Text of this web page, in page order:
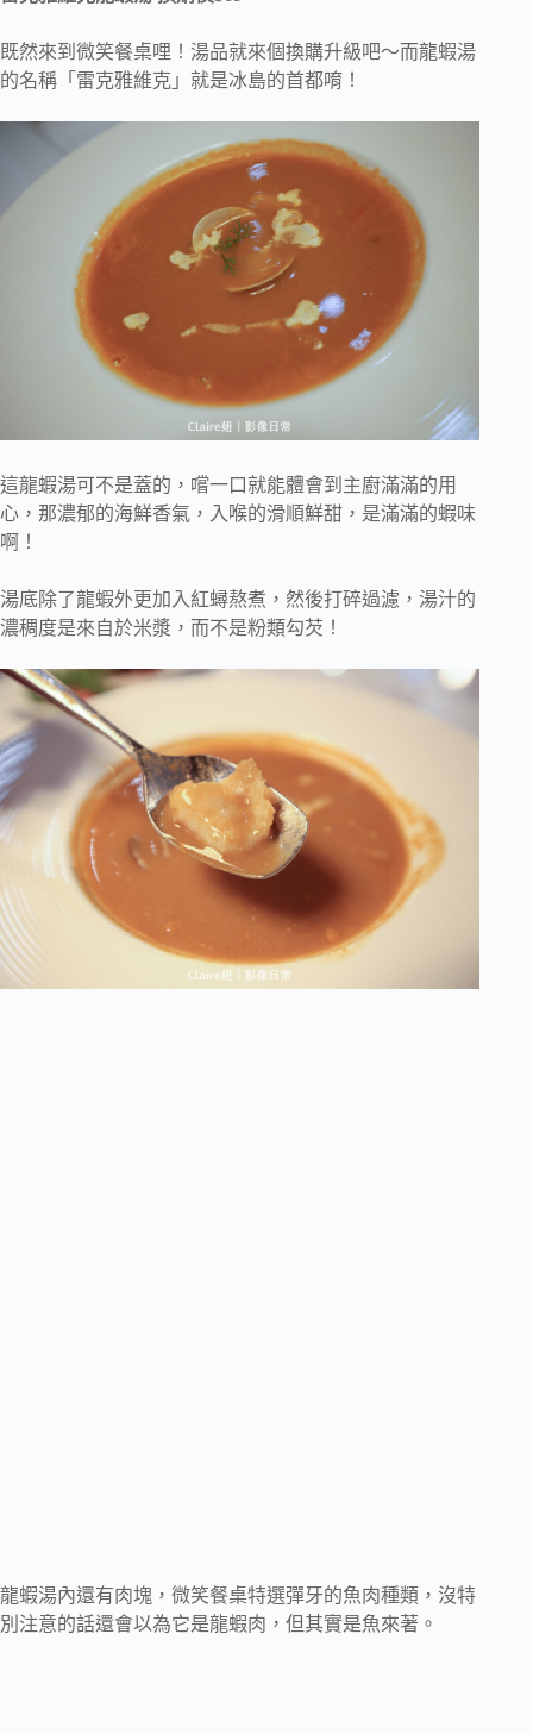
既然來到微笑餐桌哩！湯品就來個換購升級吧～而龍蝦湯
的名稱「雷克雅維克」就是冰島的首都唷！
這龍蝦湯可不是蓋的，嚐一口就能體會到主廚滿滿的用
心，那濃郁的海鮮香氣，入喉的滑順鮮甜，是滿滿的蝦味
啊！
湯底除了龍蝦外更加入紅蟳熬煮，然後打碎過濾，湯汁的
濃稠度是來自於米漿，而不是粉類勾芡！
龍蝦湯內還有肉塊，微笑餐桌特選彈牙的魚肉種類，沒特
別注意的話還會以為它是龍蝦肉，但其實是魚來著。